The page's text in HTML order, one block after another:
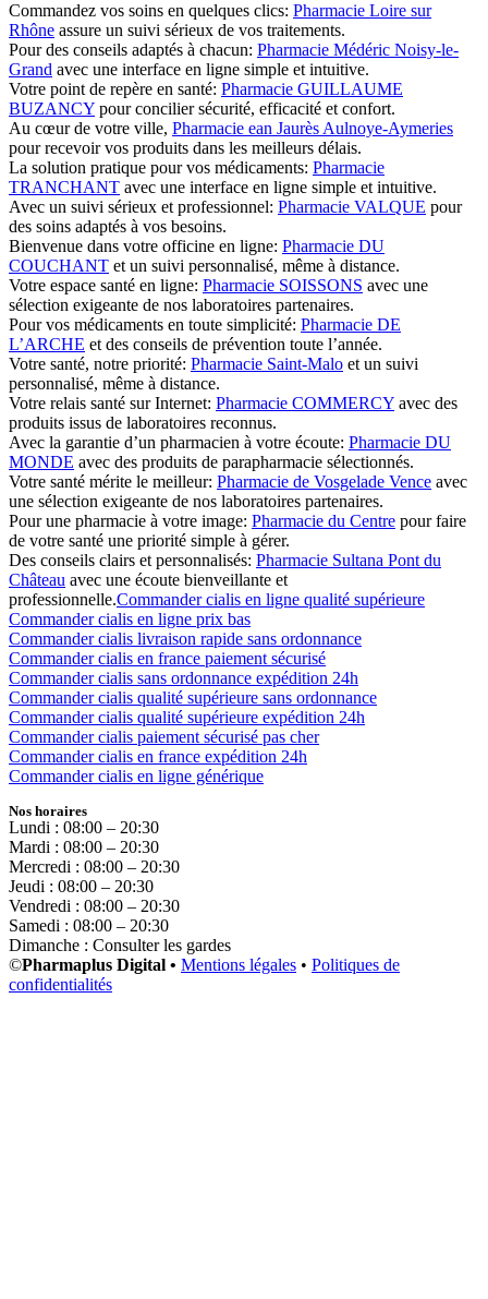
Commandez vos soins en quelques clics: Pharmacie Loire sur
Rhône assure un suivi sérieux de vos traitements.
Pour des conseils adaptés à chacun: Pharmacie Médéric Noisy-le-
Grand avec une interface en ligne simple et intuitive.
Votre point de repère en santé: Pharmacie GUILLAUME
BUZANCY pour concilier sécurité, efficacité et confort.
Au cœur de votre ville, Pharmacie ean Jaurès Aulnoye-Aymeries
pour recevoir vos produits dans les meilleurs délais.
La solution pratique pour vos médicaments: Pharmacie
TRANCHANT avec une interface en ligne simple et intuitive.
Avec un suivi sérieux et professionnel: Pharmacie VALQUE pour
des soins adaptés à vos besoins.
Bienvenue dans votre officine en ligne: Pharmacie DU
COUCHANT et un suivi personnalisé, même à distance.
Votre espace santé en ligne: Pharmacie SOISSONS avec une
sélection exigeante de nos laboratoires partenaires.
Pour vos médicaments en toute simplicité: Pharmacie DE
L’ARCHE et des conseils de prévention toute l’année.
Votre santé, notre priorité: Pharmacie Saint-Malo et un suivi
personnalisé, même à distance.
Votre relais santé sur Internet: Pharmacie COMMERCY avec des
produits issus de laboratoires reconnus.
Avec la garantie d’un pharmacien à votre écoute: Pharmacie DU
MONDE avec des produits de parapharmacie sélectionnés.
Votre santé mérite le meilleur: Pharmacie de Vosgelade Vence avec
une sélection exigeante de nos laboratoires partenaires.
Pour une pharmacie à votre image: Pharmacie du Centre pour faire
de votre santé une priorité simple à gérer.
Des conseils clairs et personnalisés: Pharmacie Sultana Pont du
Château avec une écoute bienveillante et
professionnelle.Commander cialis en ligne qualité supérieure
Commander cialis en ligne prix bas
Commander cialis livraison rapide sans ordonnance
Commander cialis en france paiement sécurisé
Commander cialis sans ordonnance expédition 24h
Commander cialis qualité supérieure sans ordonnance
Commander cialis qualité supérieure expédition 24h
Commander cialis paiement sécurisé pas cher
Commander cialis en france expédition 24h
Commander cialis en ligne générique
Nos horaires
Lundi : 08:00 – 20:30
Mardi : 08:00 – 20:30
Mercredi : 08:00 – 20:30
Jeudi : 08:00 – 20:30
Vendredi : 08:00 – 20:30
Samedi : 08:00 – 20:30
Dimanche : Consulter les gardes
©Pharmaplus Digital • Mentions légales • Politiques de
confidentialités